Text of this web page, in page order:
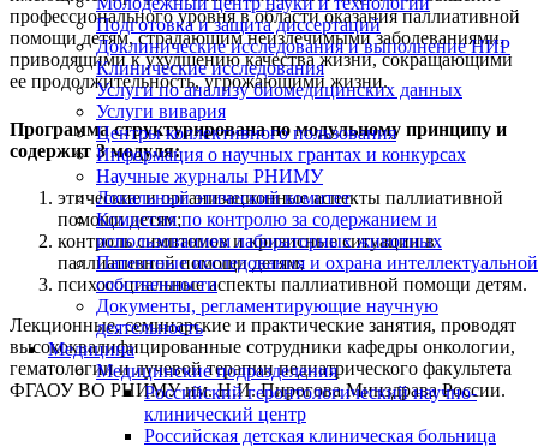
Подготовка и защита диссертаций
Доклинические исследования и выполнение НИР
Клинические исследования
Услуги по анализу биомедицинских данных
Услуги вивария
Центры коллективного пользования
Информация о научных грантах и конкурсах
Научные журналы РНИМУ
Локальный этический комитет
Комиссия по контролю за содержанием и
использованием лабораторных животных
Патентные исследования и охрана интеллектуальной
собственности
Документы, регламентирующие научную
деятельность
Медицина
Медицинские подразделения
Российский геронтологический научно-
клинический центр
Российская детская клиническая больница
профессионального уровня в области оказания паллиативной
помощи детям, страдающим неизлечимыми заболеваниями,
приводящими к ухудшению качества жизни, сокращающими
ее продолжительность, угрожающими жизни.
Программа структурирована по модульному принципу и
содержит 3 модуля:
этические и организационные аспекты паллиативной
помощи детям;
контроль симптомов и кризисные ситуации в
паллиативной помощи детям;
психосоциальные аспекты паллиативной помощи детям.
Лекционные, семинарские и практические занятия, проводят
высококвалифицированные сотрудники кафедры онкологии,
гематологии и лучевой терапии педиатрического факультета
ФГАОУ ВО РНИМУ им.Н.И. Пирогова Минздрава России.